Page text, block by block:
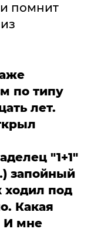
помнит
по типу
лет.
"1+1"
запойный
ходил под
Какая
И мне